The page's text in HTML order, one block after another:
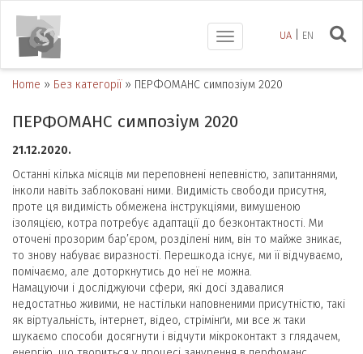
UA EN
Toggle
navigation
Home » Без категорії» ПЕРФОМАНС симпозіум 2020
ПЕРФОМАНС симпозіум 2020
21.12.2020.
Останні кілька місяців ми переповнені непевністю, запитаннями,
інколи навіть заблоковані ними. Видимість свободи присутня,
проте ця видимість обмежена інструкціями, вимушеною
ізоляцією, котра потребує адаптації до безконтактності. Ми
оточені прозорим бар’єром, розділені ним, він то майже зникає,
то знову набуває виразності. Перешкода існує, ми її відчуваємо,
помічаємо, але доторкнутись до неї не можна.
Намацуючи і досліджуючи сфери, які досі здавалися
недостатньо живими, не настільки наповненими присутністю, такі
як віртуальність, інтернет, відео, стрімінґи, ми все ж таки
шукаємо способи досягнути і відчути мікроконтакт з глядачем,